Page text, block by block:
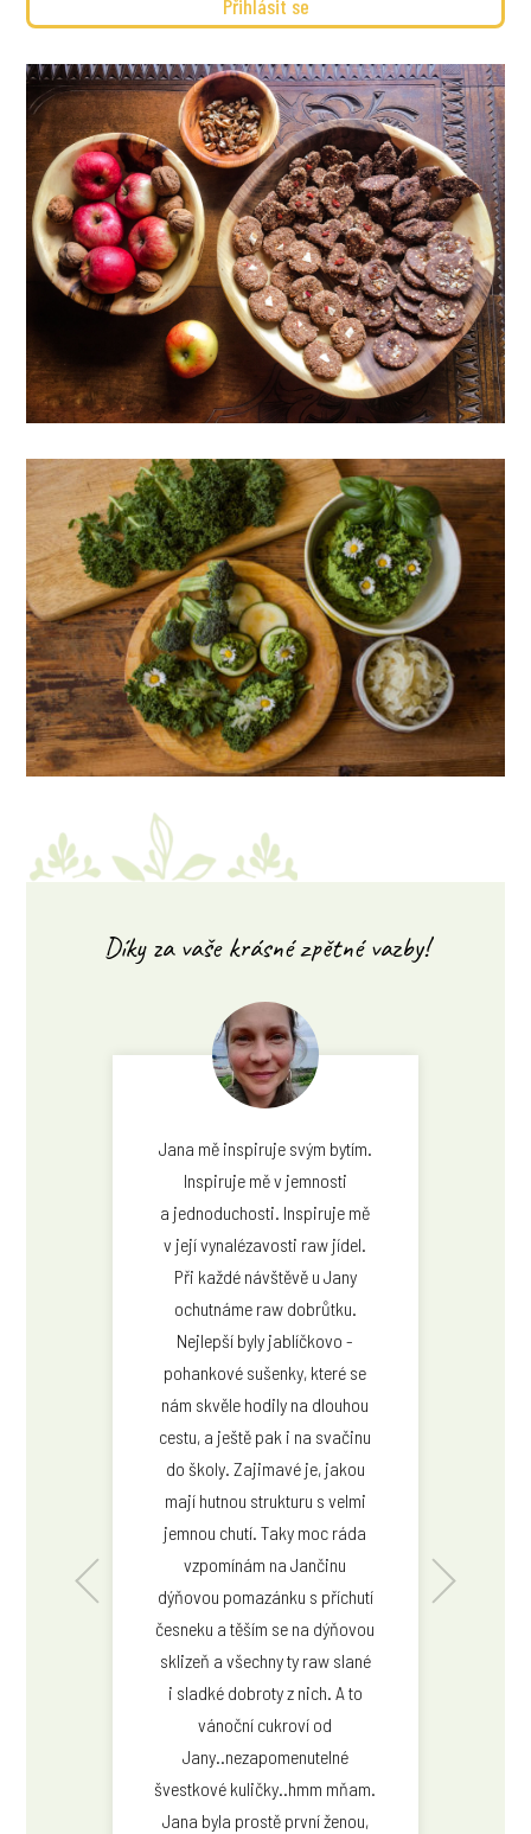
Přihlásit se
Díky za vaše krásné zpětné vazby!
Jana mě inspiruje svým bytím.
Inspiruje mě v jemnosti
a jednoduchosti. Inspiruje mě
v její vynalézavosti raw jídel.
Při každé návštěvě u Jany
ochutnáme raw dobrůtku.
Nejlepší byly jablíčkovo -
pohankové sušenky, které se
nám skvěle hodily na dlouhou
cestu, a ještě pak i na svačinu
do školy. Zajimavé je, jakou
mají hutnou strukturu s velmi
jemnou chutí. Taky moc ráda
vzpomínám na Jančinu
dýňovou pomazánku s příchutí
česneku a těším se na dýňovou
sklizeň a všechny ty raw slané
i sladké dobroty z nich. A to
vánoční cukroví od
Jany..nezapomenutelné
švestkové kuličky..hmm mňam.
Jana byla prostě první ženou,